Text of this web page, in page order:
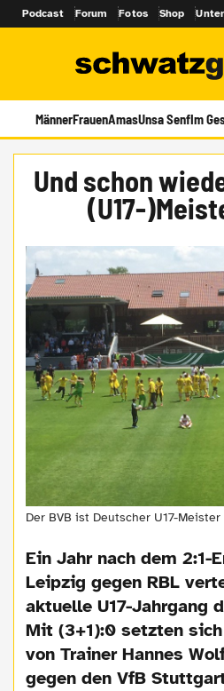
Podcast Forum Fotos Shop
MännerFrauenAmasUnsa SenfIm
Und schon
(U17-
Der BVB ist Deutscher U17-Meister
Ein Jahr nach dem 2:1-
Leipzig gegen RBL
aktuelle U17-Jahrgang
Mit (3+1):0 setzten
von Trainer Hannes
gegen den VfB